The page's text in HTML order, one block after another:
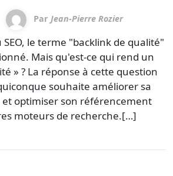
Par Jean-Pierre Rozier
le terme "backlink de qualité"
Mais qu'est-ce qui rend un
» ? La réponse à cette question
souhaite améliorer sa
et optimiser son référencement
moteurs de recherche.[…]